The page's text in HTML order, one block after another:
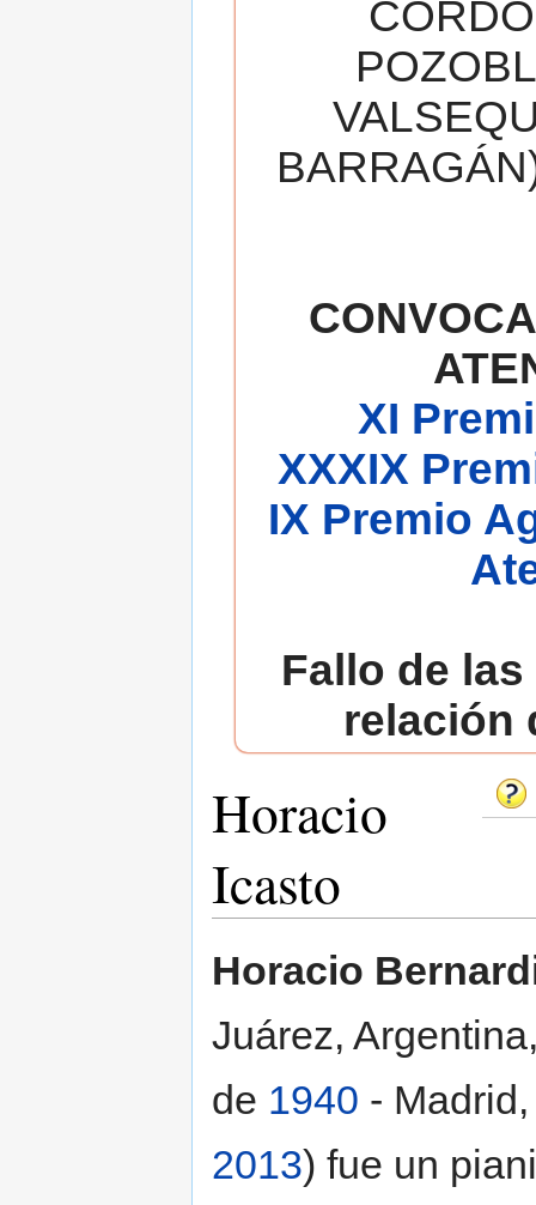
XI
XXXIX
IX Premio
Fallo de
relación
Horacio
Icasto
Horacio
Juárez,
de 1940 -
2013) fue un